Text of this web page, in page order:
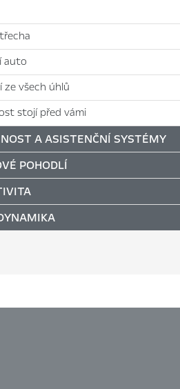
auto
všech úhlů
stojí před vámi
A ASISTENČNÍ SYSTÉMY
POHODLÍ